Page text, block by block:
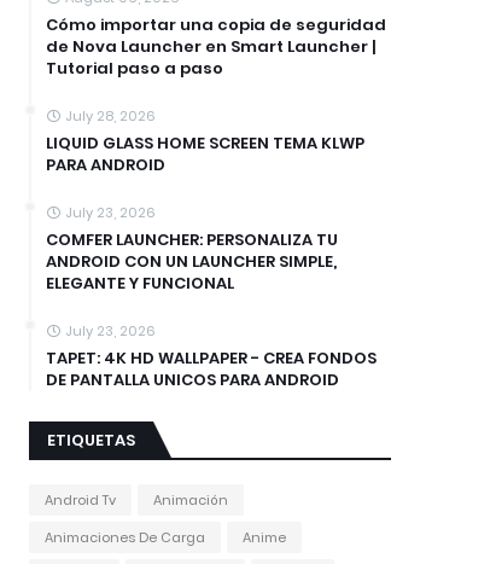
Cómo importar una copia de seguridad
de Nova Launcher en Smart Launcher |
Tutorial paso a paso
July 28, 2026
LIQUID GLASS HOME SCREEN TEMA KLWP
PARA ANDROID
July 23, 2026
COMFER LAUNCHER: PERSONALIZA TU
ANDROID CON UN LAUNCHER SIMPLE,
ELEGANTE Y FUNCIONAL
July 23, 2026
TAPET: 4K HD WALLPAPER - CREA FONDOS
DE PANTALLA UNICOS PARA ANDROID
ETIQUETAS
Android Tv
Animación
Animaciones De Carga
Anime